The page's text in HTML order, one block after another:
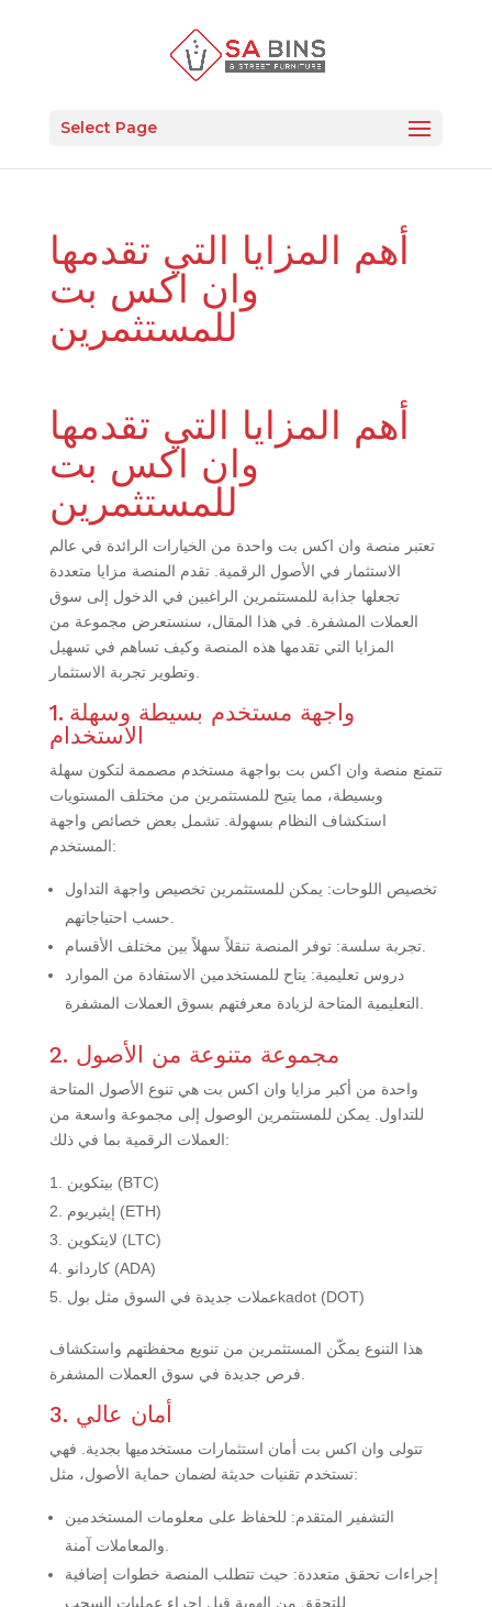
Select Page
أهم المزايا التي تقدمها
وان اكس بت
للمستثمرين
أهم المزايا التي تقدمها
وان اكس بت
للمستثمرين
تعتبر منصة وان اكس بت واحدة من الخيارات الرائدة في عالم
الاستثمار في الأصول الرقمية. تقدم المنصة مزايا متعددة
تجعلها جذابة للمستثمرين الراغبين في الدخول إلى سوق
العملات المشفرة. في هذا المقال، سنستعرض مجموعة من
المزايا التي تقدمها هذه المنصة وكيف تساهم في تسهيل
1. واجهة مستخدم بسيطة وسهلة
الاستخدام
تتمتع منصة وان اكس بت بواجهة مستخدم مصممة لتكون سهلة
وبسيطة، مما يتيح للمستثمرين من مختلف المستويات
استكشاف النظام بسهولة. تشمل بعض خصائص واجهة
المستخدم:
تخصيص اللوحات: يمكن للمستثمرين تخصيص واجهة التداول
تجربة سلسة: توفر المنصة تنقلاً سهلاً بين مختلف الأقسام.
دروس تعليمية: يتاح للمستخدمين الاستفادة من الموارد
2. مجموعة متنوعة من الأصول
واحدة من أكبر مزايا وان اكس بت هي تنوع الأصول المتاحة
للتداول. يمكن للمستثمرين الوصول إلى مجموعة واسعة من
العملات الرقمية بما في ذلك:
بيتكوين (BTC)
إيثيريوم (ETH)
لايتكوين (LTC)
كاردانو (ADA)
عملات جديدة في السوق مثل بولkadot (DOT)
هذا التنوع يمكّن المستثمرين من تنويع محفظتهم واستكشاف
3. أمان عالي
تتولى وان اكس بت أمان استثمارات مستخدميها بجدية. فهي
تستخدم تقنيات حديثة لضمان حماية الأصول، مثل:
التشفير المتقدم: للحفاظ على معلومات المستخدمين
إجراءات تحقق متعددة: حيث تتطلب المنصة خطوات إضافية